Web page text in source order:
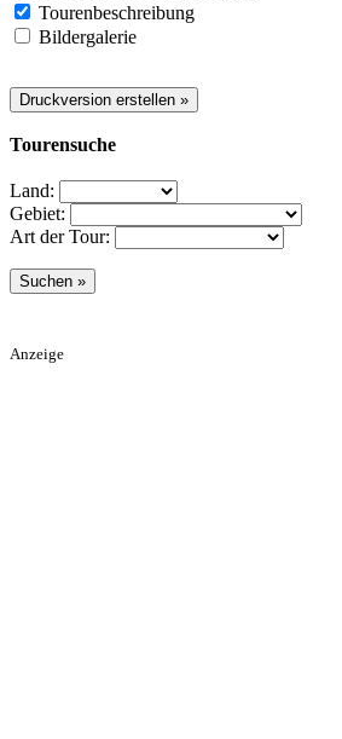
Tourenbeschreibung
Bildergalerie
Tourensuche
Land:
Gebiet:
Art der Tour:
Anzeige